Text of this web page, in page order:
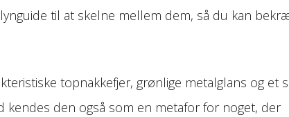
til at skelne mellem dem, så du kan
topnakkefjer, grønlige metalglans og et
den også som en metafor for noget, der